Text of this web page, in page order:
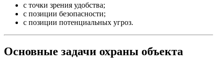
с точки зрения удобства;
с позиции безопасности;
с позиции потенциальных угроз.
Основные задачи охраны объекта